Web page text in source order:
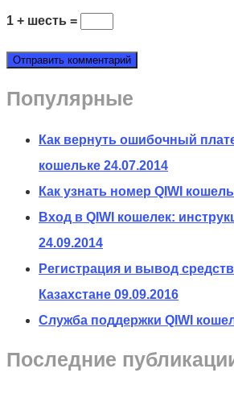
1 + шесть =
Популярные
Как вернуть ошибочный
кошельке 24.07.2014
Как узнать номер QIWI
Вход в QIWI кошелек:
24.09.2014
Регистрация и вывод
Казахстане 09.09.2016
Служба поддержки QIWI
Последние